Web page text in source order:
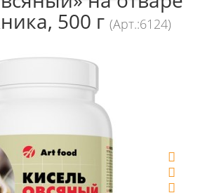
500 г (Арт.:6124)